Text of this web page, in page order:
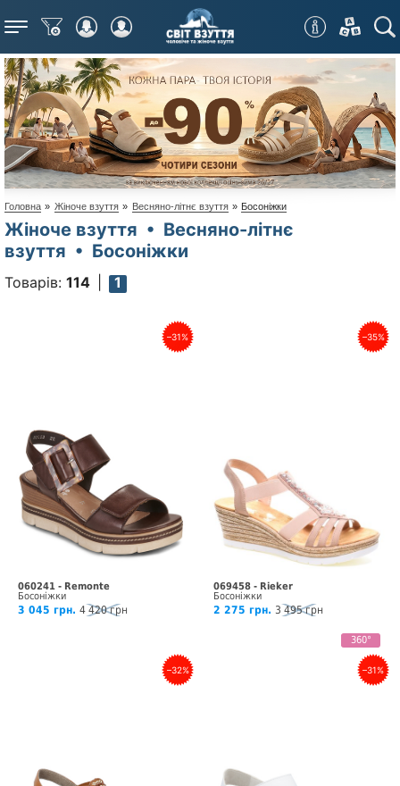
Меню
Головна » Жіноче взуття » Весняно-літнє взуття » Босоніжки
Жіноче взуття • Весняно-літнє
взуття • Босоніжки
Товарів: 114 1
–31%
060241 - Remonte
Босоніжки
3 045 грн. 4 420 грн
–35%
069458 - Rieker
Босоніжки
2 275 грн. 3 495 грн
360°
–32% –31%